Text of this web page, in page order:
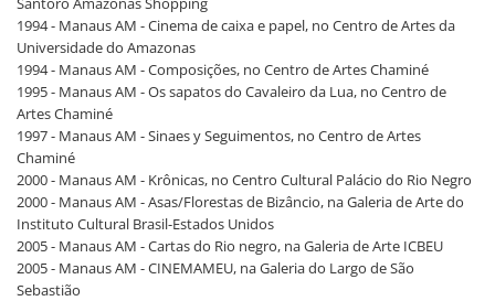
1994 - Manaus AM - Cinema de caixa e papel, no Centro de Artes da
Universidade do Amazonas
1994 - Manaus AM - Composições, no Centro de Artes Chaminé
1995 - Manaus AM - Os sapatos do Cavaleiro da Lua, no Centro de
Artes Chaminé
1997 - Manaus AM - Sinaes y Seguimentos, no Centro de Artes
Chaminé
2000 - Manaus AM - Krônicas, no Centro Cultural Palácio do Rio Negro
2000 - Manaus AM - Asas/Florestas de Bizâncio, na Galeria de Arte do
Instituto Cultural Brasil-Estados Unidos
2005 - Manaus AM - Cartas do Rio negro, na Galeria de Arte ICBEU
2005 - Manaus AM - CINEMAMEU, na Galeria do Largo de São
Sebastião